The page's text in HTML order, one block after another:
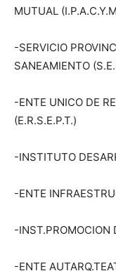
MUTUAL
-SERVICIO
SANEAMIENTO
-ENTE UNICO DE
(E.R.S.E.P.T.)
-INSTITUTO
-ENTE
-INST.PROMOCION
-ENTE